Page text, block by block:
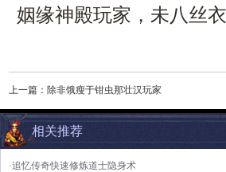
姻缘神殿玩家，未八丝衣
上一篇： 除非饿瘦于钳虫那壮汉玩家
相关推荐
·追忆传奇快速修炼道士隐身术